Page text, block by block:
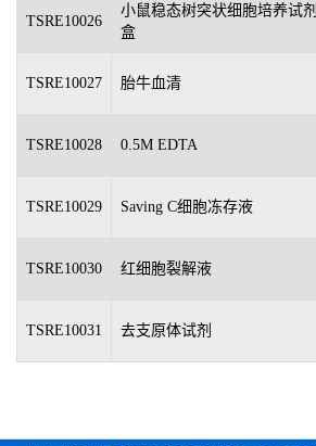
TSRE10026
小鼠稳态树突状细胞培养试剂
盒
TSRE10027 胎牛血清
TSRE10028 0.5M EDTA
TSRE10029 Saving C细胞冻存液
TSRE10030 红细胞裂解液
TSRE10031 去支原体试剂